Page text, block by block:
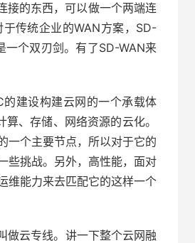
接的东西，可以做一个两端连
传统企业的WAN方案，SD-
个双刃剑。有了SD-WAN来
建设构建云网的一个承载体
、存储、网络资源的云化。
一个主要节点，所以对于它的
些挑战。另外，高性能，面对
维能力来去匹配它的这样一个
做云专线。讲一下整个云网融